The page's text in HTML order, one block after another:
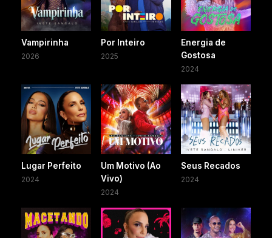
Vampirinha
2026
Por Inteiro
2025
Energia de
Gostosa
2024
Lugar Perfeito
2024
Um Motivo (Ao
Vivo)
2024
Seus Recados
2024